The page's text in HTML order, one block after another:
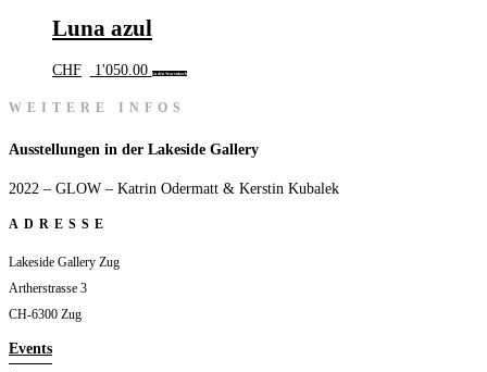
Luna azul
CHF 1'050.00 In den Warenkorb
WEITERE INFOS
Ausstellungen in der Lakeside Gallery
2022 – GLOW – Katrin Odermatt & Kerstin Kubalek
ADRESSE
Lakeside Gallery Zug
Artherstrasse 3
CH-6300 Zug
Events